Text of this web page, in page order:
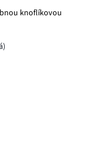
knoflíkovou